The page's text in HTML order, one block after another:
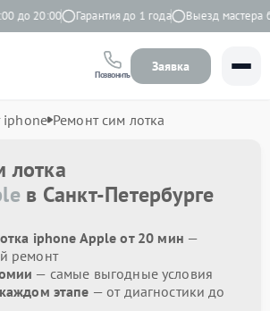
20:00 Гарантия до 1 года Выезд мастера
Позвонить
Заявка
iphone Ремонт сим лотка
лотка
в Санкт-Петербурге
iphone Apple от 20 мин —
ремонт
— самые выгодные условия
этапе — от диагностики до